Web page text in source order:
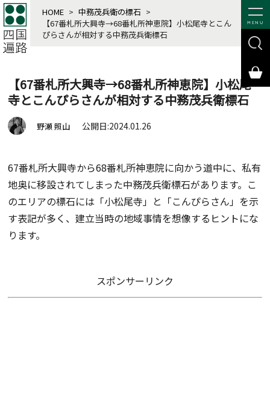
MENU
HOME > 中務茂兵衛の標石 >
【67番札所大興寺→68番札所神恵院】小松尾寺とこん
ぴらさんが相対する中務茂兵衛標石
【67番札所大興寺→68番札所神恵院】小松尾
寺とこんぴらさんが相対する中務茂兵衛標石
野瀬 照山 公開日:2024.01.26
67番札所大興寺から68番札所神恵院に向かう道中に、私有
地奥に移設されてしまった中務茂兵衛標石があります。こ
のエリアの標石には「小松尾寺」と「こんぴらさん」を示
す表記が多く、建立当時の地域事情を想像するヒントにな
ります。
スポンサーリンク